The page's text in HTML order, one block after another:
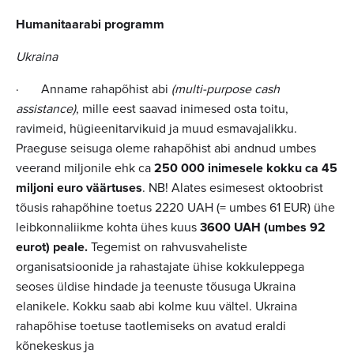
Humanitaarabi programm
Ukraina
· Anname rahapõhist abi (multi-purpose cash
assistance), mille eest saavad inimesed osta toitu,
ravimeid, hügieenitarvikuid ja muud esmavajalikku.
Praeguse seisuga oleme rahapõhist abi andnud umbes
veerand miljonile ehk ca 250 000 inimesele kokku ca 45
miljoni euro väärtuses. NB! Alates esimesest oktoobrist
tõusis rahapõhine toetus 2220 UAH (= umbes 61 EUR) ühe
leibkonnaliikme kohta ühes kuus 3600 UAH (umbes 92
eurot) peale. Tegemist on rahvusvaheliste
organisatsioonide ja rahastajate ühise kokkuleppega
seoses üldise hindade ja teenuste tõusuga Ukraina
elanikele. Kokku saab abi kolme kuu vältel. Ukraina
rahapõhise toetuse taotlemiseks on avatud eraldi
kõnekeskus ja